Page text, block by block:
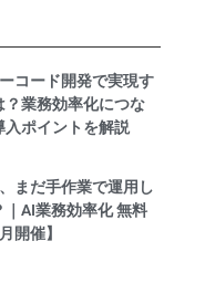
コード開発で実現す
？業務効率化につな
入ポイントを解説
まだ手作業で運用し
｜AI業務効率化 無料
開催】